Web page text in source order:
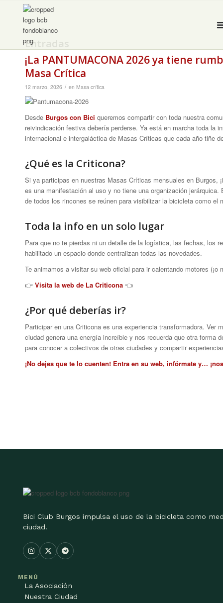
Entradas
¡La PANTUMACONA 2026 ya tiene
Masa Crítica
12 marzo, 2026 / en Masa crítica
Desde Burgos con Bici queremos compartir con toda nuestra
reivindicación festiva debería perderse. Ya está en marcha toda la
internacional e intergaláctica de Masas Críticas que cada año tiñe
¿Qué es la Criticona?
Si ya participas en nuestras Masas Críticas mensuales en Burgos,
es una manifestación al uso y no tiene una organización
de todos los rincones se reúnen para visibilizar la bicicleta como el
Toda la info en un solo lugar
Para que no te pierdas ni un detalle de la logística, las fechas, los
habilitado un espacio donde centralizan todas las novedades.
Te animamos a visitar su web oficial para ir calentando motores (¡o
👉 Visita la web de La Criticona 👈
¿Por qué deberías ir?
Participar en una Criticona es una experiencia transformadora.
ciudad genera una energía increíble y nos recuerda que otra forma
para conocer a colectivos de otras ciudades y compartir
¡No dejes que te lo cuenten! Entra en su web, infórmate y…
Bici Club Burgos impulsa el uso de la bicicleta como
ciudad.
MENÚ
La Asociación
Nuestra Ciudad